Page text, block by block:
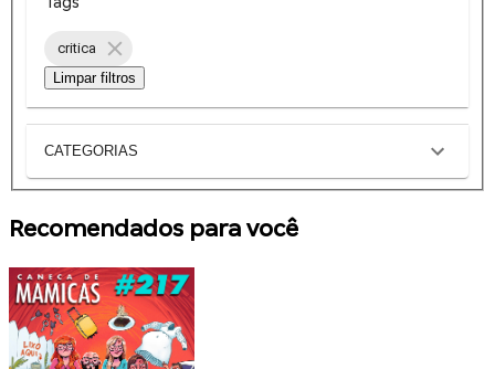
critica
Limpar filtros
CATEGORIAS
Recomendados para você